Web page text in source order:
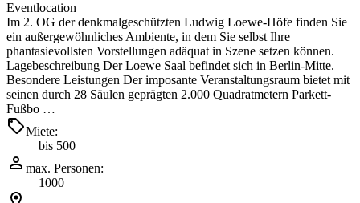
Eventlocation
Im 2. OG der denkmalgeschützten Ludwig Loewe-Höfe finden Sie
ein außergewöhnliches Ambiente, in dem Sie selbst Ihre
phantasievollsten Vorstellungen adäquat in Szene setzen können.
Lagebeschreibung Der Loewe Saal befindet sich in Berlin-Mitte.
Besondere Leistungen Der imposante Veranstaltungsraum bietet mit
seinen durch 28 Säulen geprägten 2.000 Quadratmetern Parkett-
Fußbo …
Miete:
bis 500
max. Personen:
1000